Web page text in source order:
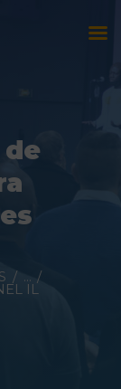
...
IL